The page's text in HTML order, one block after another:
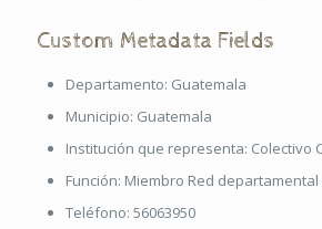
Custom Metadata Fields
Departamento: Guatemala
Municipio: Guatemala
Institución que representa: Colectivo
Función: Miembro Red
Teléfono: 56063950